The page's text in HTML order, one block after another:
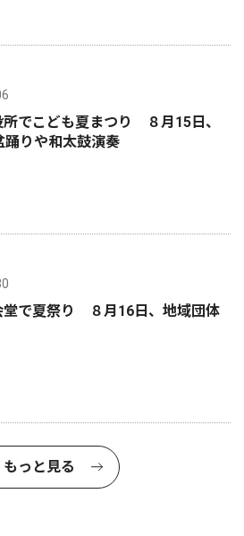
所でこども夏まつり ８月15日、
踊りや和太鼓演奏
堂で夏祭り ８月16日、地域団体
もっと見る